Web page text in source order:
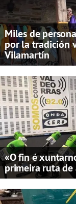
Miles de
por la tradición
Vilamartín
«O fin é
primeira ruta de